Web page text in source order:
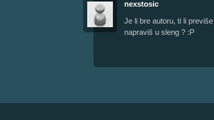
nexstosic
Je li bre autoru, ti li
napraviš u sleng ? :P